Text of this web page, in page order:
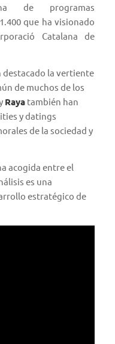
de programas
que ha visionado
Catalana de
destacado la vertiente
de muchos de los
Rayatambién han
y datings
de la sociedad y
acogida entre el
es una
estratégico de